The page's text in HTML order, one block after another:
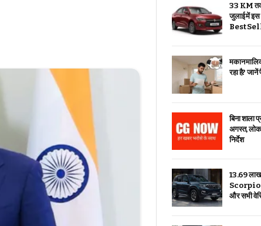
33 KM तक
जुलाई में इस
Best
मकान
रहा है?
बिना शाला
अगस्त, लोक
निर्देश
₹13.69
Scorpio
और सभी